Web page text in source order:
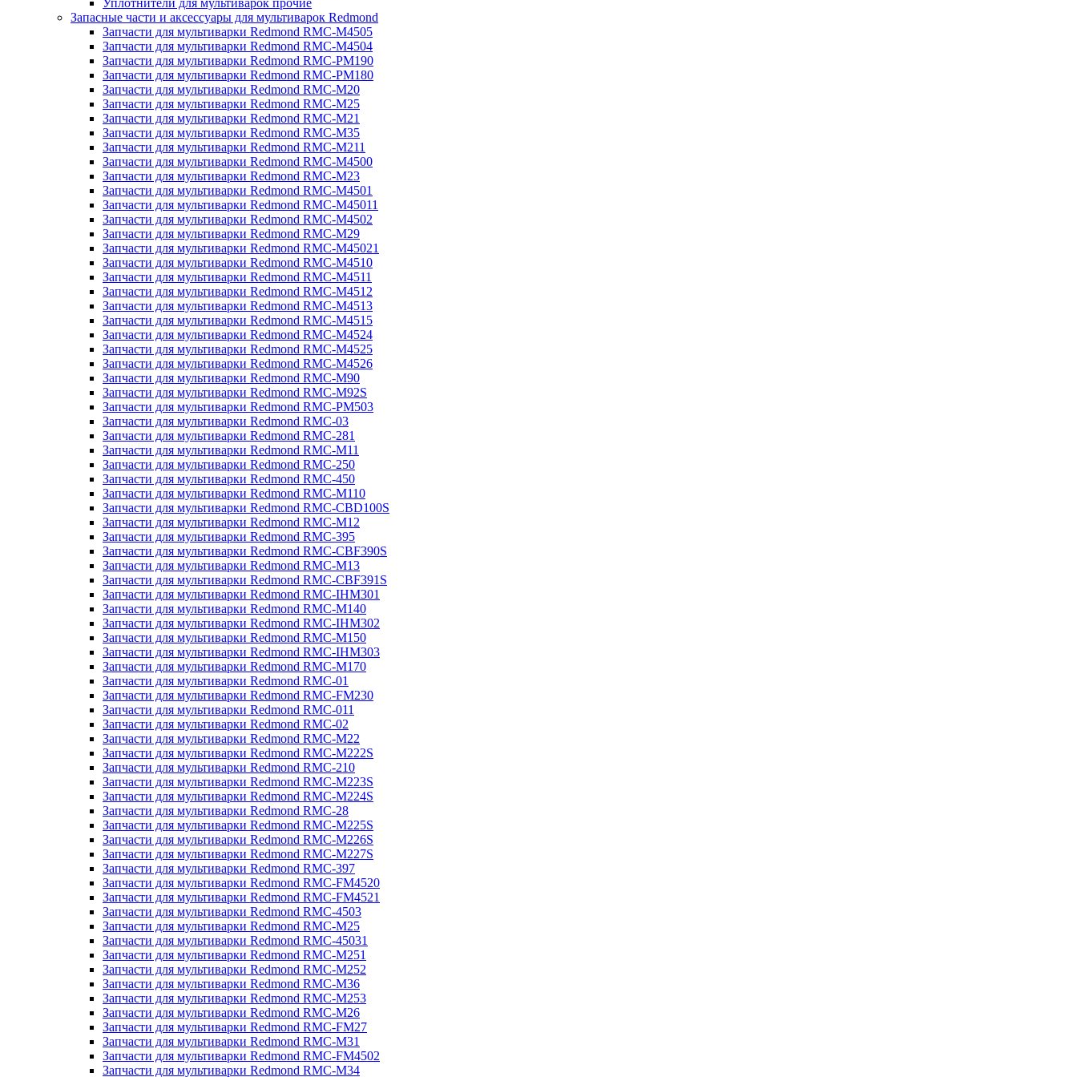
Уплотнители для мультиварок прочие
Запасные части и аксессуары для мультиварок Redmond
Запчасти для мультиварки Redmond RMC-M4505
Запчасти для мультиварки Redmond RMC-M4504
Запчасти для мультиварки Redmond RMC-PM190
Запчасти для мультиварки Redmond RMC-PM180
Запчасти для мультиварки Redmond RMC-M20
Запчасти для мультиварки Redmond RMC-M25
Запчасти для мультиварки Redmond RMC-M21
Запчасти для мультиварки Redmond RMC-M35
Запчасти для мультиварки Redmond RMC-M211
Запчасти для мультиварки Redmond RMC-M4500
Запчасти для мультиварки Redmond RMC-M23
Запчасти для мультиварки Redmond RMC-M4501
Запчасти для мультиварки Redmond RMC-M45011
Запчасти для мультиварки Redmond RMC-M4502
Запчасти для мультиварки Redmond RMC-M29
Запчасти для мультиварки Redmond RMC-M45021
Запчасти для мультиварки Redmond RMC-M4510
Запчасти для мультиварки Redmond RMC-M4511
Запчасти для мультиварки Redmond RMC-M4512
Запчасти для мультиварки Redmond RMC-M4513
Запчасти для мультиварки Redmond RMC-M4515
Запчасти для мультиварки Redmond RMC-M4524
Запчасти для мультиварки Redmond RMC-M4525
Запчасти для мультиварки Redmond RMC-M4526
Запчасти для мультиварки Redmond RMC-M90
Запчасти для мультиварки Redmond RMC-M92S
Запчасти для мультиварки Redmond RMC-PM503
Запчасти для мультиварки Redmond RMC-03
Запчасти для мультиварки Redmond RMC-281
Запчасти для мультиварки Redmond RMC-M11
Запчасти для мультиварки Redmond RMC-250
Запчасти для мультиварки Redmond RMC-450
Запчасти для мультиварки Redmond RMC-M110
Запчасти для мультиварки Redmond RMC-CBD100S
Запчасти для мультиварки Redmond RMC-M12
Запчасти для мультиварки Redmond RMC-395
Запчасти для мультиварки Redmond RMC-CBF390S
Запчасти для мультиварки Redmond RMC-M13
Запчасти для мультиварки Redmond RMC-CBF391S
Запчасти для мультиварки Redmond RMC-IHM301
Запчасти для мультиварки Redmond RMC-M140
Запчасти для мультиварки Redmond RMC-IHM302
Запчасти для мультиварки Redmond RMC-M150
Запчасти для мультиварки Redmond RMC-IHM303
Запчасти для мультиварки Redmond RMC-M170
Запчасти для мультиварки Redmond RMC-01
Запчасти для мультиварки Redmond RMC-FM230
Запчасти для мультиварки Redmond RMC-011
Запчасти для мультиварки Redmond RMC-02
Запчасти для мультиварки Redmond RMC-M22
Запчасти для мультиварки Redmond RMC-M222S
Запчасти для мультиварки Redmond RMC-210
Запчасти для мультиварки Redmond RMC-M223S
Запчасти для мультиварки Redmond RMC-M224S
Запчасти для мультиварки Redmond RMC-28
Запчасти для мультиварки Redmond RMC-M225S
Запчасти для мультиварки Redmond RMC-M226S
Запчасти для мультиварки Redmond RMC-M227S
Запчасти для мультиварки Redmond RMC-397
Запчасти для мультиварки Redmond RMC-FM4520
Запчасти для мультиварки Redmond RMC-FM4521
Запчасти для мультиварки Redmond RMC-4503
Запчасти для мультиварки Redmond RMC-M25
Запчасти для мультиварки Redmond RMC-45031
Запчасти для мультиварки Redmond RMC-M251
Запчасти для мультиварки Redmond RMC-M252
Запчасти для мультиварки Redmond RMC-M36
Запчасти для мультиварки Redmond RMC-M253
Запчасти для мультиварки Redmond RMC-M26
Запчасти для мультиварки Redmond RMC-FM27
Запчасти для мультиварки Redmond RMC-M31
Запчасти для мультиварки Redmond RMC-FM4502
Запчасти для мультиварки Redmond RMC-M34